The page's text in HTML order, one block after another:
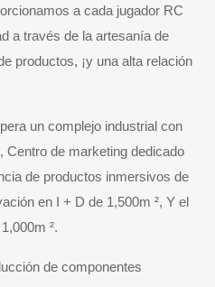
a cada jugador RC
a través de la artesanía de
productos, ¡y una alta relación
un complejo industrial con
Centro de marketing dedicado
de productos inmersivos de
en I + D de 1,500m ², Y el
².
de componentes